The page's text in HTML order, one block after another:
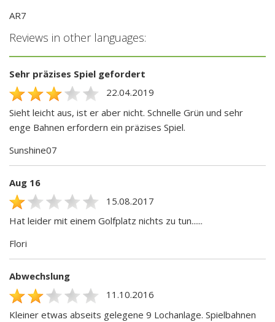
AR7
Reviews in other languages:
Sehr präzises Spiel gefordert
22.04.2019
Sieht leicht aus, ist er aber nicht. Schnelle Grün und sehr
enge Bahnen erfordern ein präzises Spiel.
Sunshine07
Aug 16
15.08.2017
Hat leider mit einem Golfplatz nichts zu tun......
Flori
Abwechslung
11.10.2016
Kleiner etwas abseits gelegene 9 Lochanlage. Spielbahnen